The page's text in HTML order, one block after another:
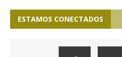
ESTAMOS CONECTADOS